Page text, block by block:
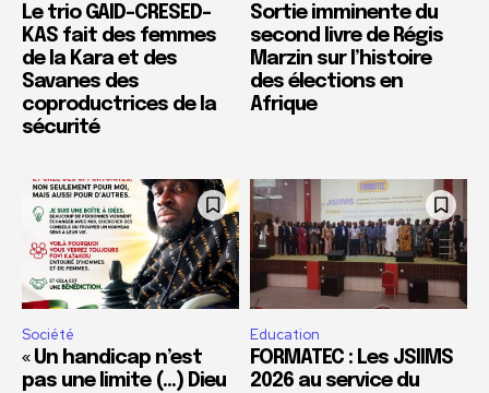
Le trio GAID-CRESED-
KAS fait des femmes
de la Kara et des
Savanes des
coproductrices de la
sécurité
Sortie imminente du
second livre de Régis
Marzin sur l’histoire
des élections en
Afrique
Société
« Un handicap n’est
pas une limite (…) Dieu
Education
FORMATEC : Les JSIIMS
2026 au service du